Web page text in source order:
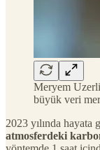
Meryem
büyük veri
2023 yılında hayata
atmosferdeki